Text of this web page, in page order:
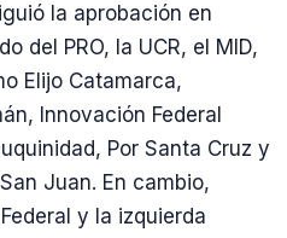
la aprobación en
del PRO, la UCR, el MID,
Elijo Catamarca,
Innovación Federal
Por Santa Cruz y
Juan. En cambio,
y la izquierda